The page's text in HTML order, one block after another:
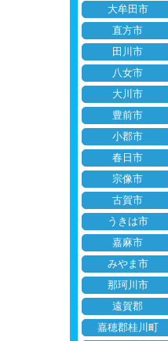
大牟田市
直方市
田川市
八女市
大川市
豊前市
小郡市
春日市
宗像市
古賀市
うきは市
嘉麻市
みやま市
那珂川市
遠賀郡
嘉穂郡桂川町